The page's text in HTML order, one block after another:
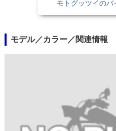
モトグッツイのバ
モデル／カラー／関連情報